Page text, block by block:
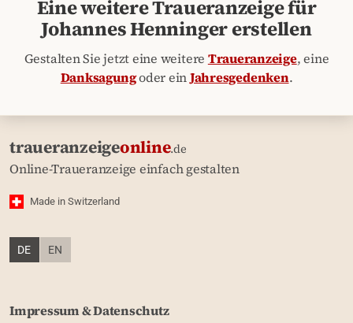
Eine weitere Traueranzeige für
Johannes Henninger erstellen
Gestalten Sie jetzt eine weitere Traueranzeige, eine
Danksagungoder einJahresgedenken.
traueranzeigeonline.de
Online-Traueranzeige einfach gestalten
Made in Switzerland
DE EN
Impressum & Datenschutz